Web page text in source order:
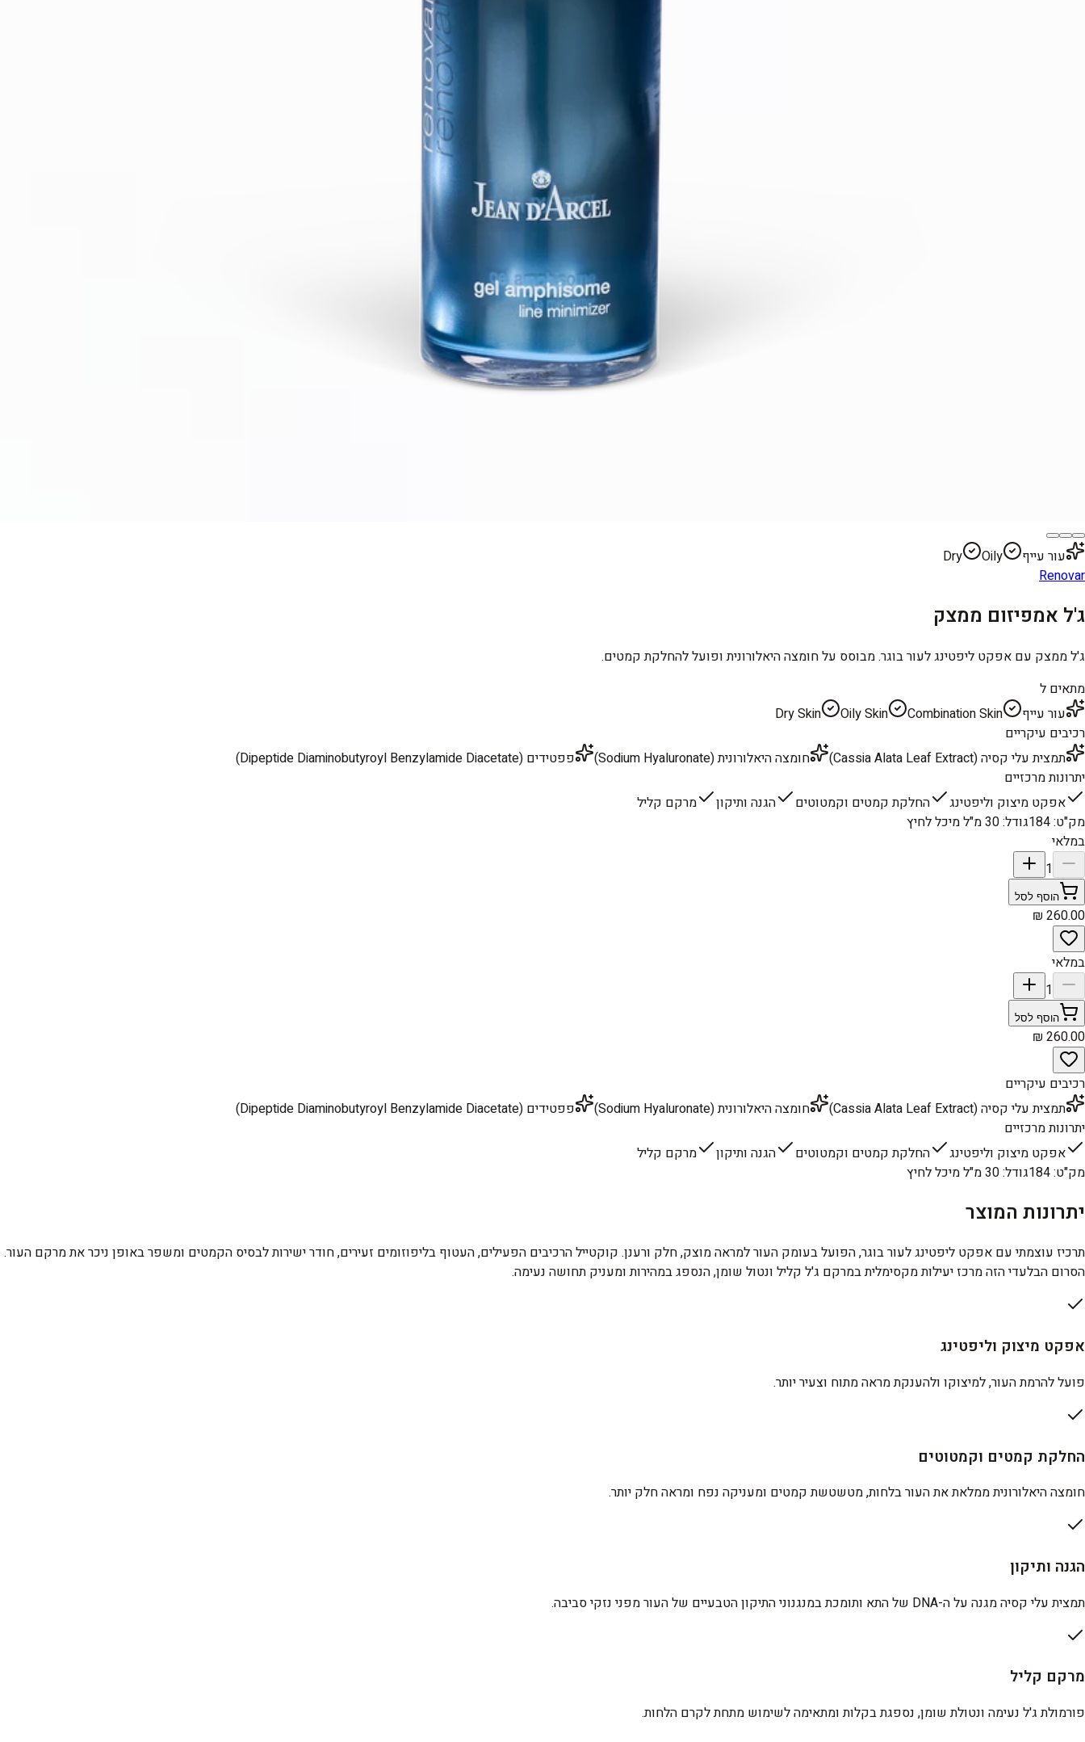
עור עייף Dry
Oily
Renovar
ג'ל אמפיזום ממצק
ג'ל ממצק עם אפקט ליפטינג לעור בוגר. מבוסס על חומצה היאלורונית ופועל להחלקת קמטים.
מתאים ל
עור עייף
Dry Skin Oily Skin
Combination Skin
רכיבים עיקריים
תמצית עלי קסיה (Cassia Alata Leaf Extract)
חומצה היאלורונית (Sodium Hyaluronate)
פפטידים (Dipeptide Diaminobutyroyl Benzylamide Diacetate)
יתרונות מרכזיים
אפקט מיצוק וליפטינג
החלקת קמטים וקמטוטים הגנה ותיקון
מרקם קליל
מק"ט:
184גודל:30 מ"ל מיכל לחיץ
במלאי
1
הוסף לסל
במלאי
1
הוסף לסל
רכיבים עיקריים
תמצית עלי קסיה (Cassia Alata Leaf Extract)
חומצה היאלורונית (Sodium Hyaluronate)
פפטידים (Dipeptide Diaminobutyroyl Benzylamide Diacetate)
יתרונות מרכזיים
אפקט מיצוק וליפטינג
החלקת קמטים וקמטוטים הגנה ותיקון
מרקם קליל
מק"ט:
184גודל:30 מ"ל מיכל לחיץ
יתרונות המוצר
תרכיז עוצמתי עם אפקט ליפטינג לעור בוגר, הפועל בעומק העור למראה מוצק, חלק ורענן. קוקטייל הרכיבים הפעילים, העטוף בליפוזומים זעירים, חודר ישירות לבסיס הקמטים ומשפר באופן ניכר את מרקם העור.
הסרום הבלעדי הזה מרכז יעילות מקסימלית במרקם ג'ל קליל ונטול שומן, הנספג במהירות ומעניק תחושה נעימה.
אפקט מיצוק וליפטינג
פועל להרמת העור, למיצוקו ולהענקת מראה מתוח וצעיר יותר.
החלקת קמטים וקמטוטים
חומצה היאלורונית ממלאת את העור בלחות, מטשטשת קמטים ומעניקה נפח ומראה חלק יותר.
הגנה ותיקון
תמצית עלי קסיה מגנה על ה-DNA של התא ותומכת במנגנוני התיקון הטבעיים של העור מפני נזקי סביבה.
מרקם קליל
פורמולת ג'ל נעימה ונטולת שומן, נספגת בקלות ומתאימה לשימוש מתחת לקרם הלחות.